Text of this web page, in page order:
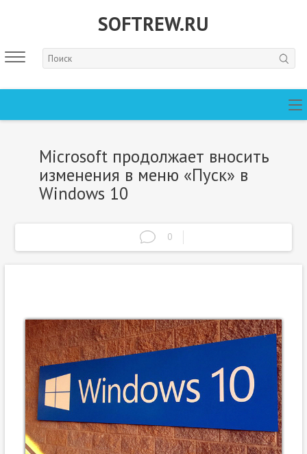
SOFTREW.RU
Microsoft продолжает вносить
изменения в меню «Пуск» в
Windows 10
0